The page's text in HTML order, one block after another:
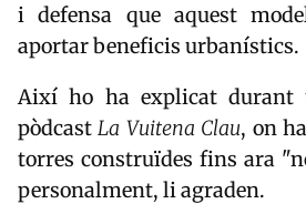
i defensa que aquest
aportar beneficis urbanístics.
Així ho ha explicat durant
pòdcastLa Vuitena Clau, on
torres construïdes fins ara
personalment, li agraden.